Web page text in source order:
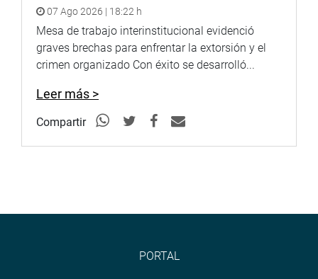
07 Ago 2026 | 18:22 h
Mesa de trabajo interinstitucional evidenció
graves brechas para enfrentar la extorsión y el
crimen organizado Con éxito se desarrolló...
Leer más >
Compartir
PORTAL